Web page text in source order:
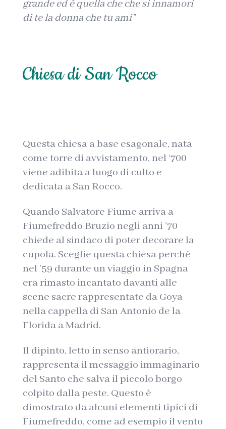
grande ed è quella che che si innamori
di te la donna che tu ami”
Chiesa di San Rocco
Questa chiesa a base esagonale, nata
come torre di avvistamento, nel ‘700
viene adibita a luogo di culto e
dedicata a San Rocco.
Quando Salvatore Fiume arriva a
Fiumefreddo Bruzio negli anni ’70
chiede al sindaco di poter decorare la
cupola. Sceglie questa chiesa perchè
nel ’59 durante un viaggio in Spagna
era rimasto incantato davanti alle
scene sacre rappresentate da Goya
nella cappella di San Antonio de la
Florida a Madrid.
Il dipinto, letto in senso antiorario,
rappresenta il messaggio immaginario
del Santo che salva il piccolo borgo
colpito dalla peste. Questo è
dimostrato da alcuni elementi tipici di
Fiumefreddo, come ad esempio il vento